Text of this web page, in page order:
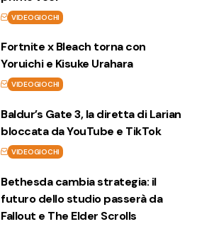
VIDEOGIOCHI
Fortnite x Bleach torna con
Yoruichi e Kisuke Urahara
VIDEOGIOCHI
Baldur’s Gate 3, la diretta di Larian
bloccata da YouTube e TikTok
VIDEOGIOCHI
Bethesda cambia strategia: il
futuro dello studio passerà da
Fallout e The Elder Scrolls